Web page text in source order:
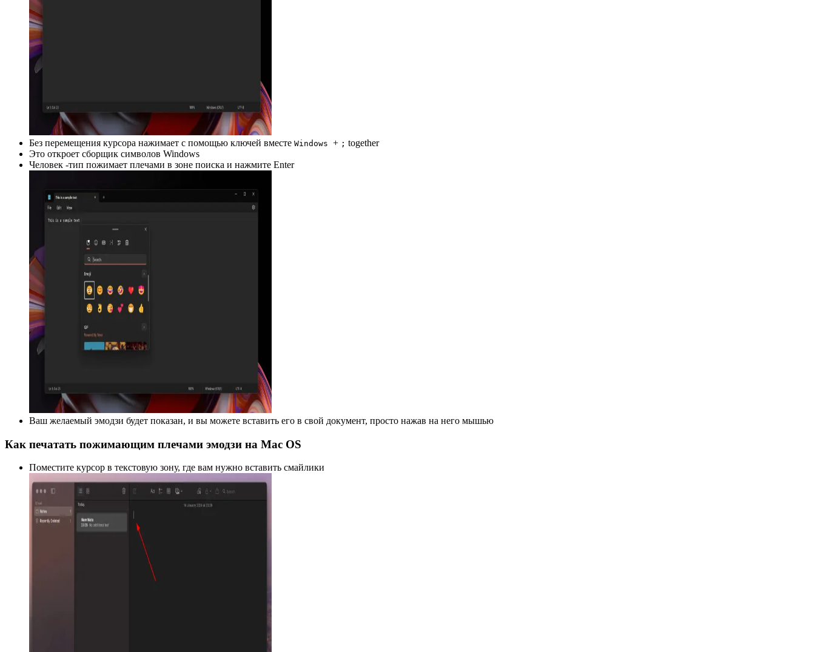
Без перемещения курсора нажимает с помощью ключей вместе Windows + ; together
Это откроет сборщик символов Windows
Человек -тип пожимает плечами в зоне поиска и нажмите Enter
Ваш желаемый эмодзи будет показан, и вы можете вставить его в свой документ, просто нажав на него мышью
Как печатать пожимающим плечами эмодзи на Mac OS
Поместите курсор в текстовую зону, где вам нужно вставить смайлики